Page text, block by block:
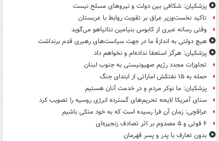
پزشکیان: شکافی بین دولت و نیروهای مسلح نیست
تاکید نخست‌وزیر عراق بر تقویت روابط با عربستان
وقتی رسانه عبری از کابوس بنیامین نتانیاهو می‌گوید
هیچ دولتی به اندازۀ ما در جهت سیاست‌های رهبری قدم برنداشت
پزشکیان: هرگز استعفا نداده‌ام و نخواهم داد
تجاوزات مجدد رژیم صهیونیستی به جنوب لبنان
حمله به ۱۵ نفتکش‌ اماراتی از ابتدای جنگ
پزشکیان: ما نوکر مردم و در خدمت آنان هستیم
سنای آمریکا لایحه تحریم‌های گسترده انرژی روسیه را تصویب کرد
عراقچی: زمان آن فرا رسیده است که به خود متکی باشیم
۶ فوتی و ۵ مصدوم بر اثر تصادف زنجیره‌ای
بدون تعارف با پدر و پسر قهرمان